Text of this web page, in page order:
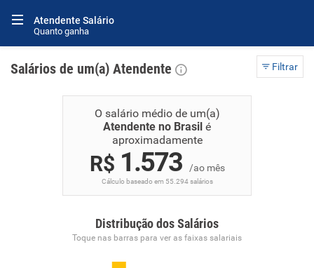
Atendente Salário
Quanto ganha
Salários de um(a) Atendente Filtrar
O salário médio de um(a)
Atendente no Brasil é
aproximadamente
R$ 1.573 /ao mês
Cálculo baseado em 55.294 salários
Distribução dos Salários
Toque nas barras para ver as faixas salariais